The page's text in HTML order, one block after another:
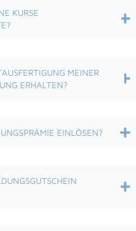
KURSE
MEINER
ERHALTEN?
EINLÖSEN?